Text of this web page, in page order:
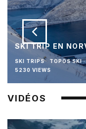
SKI TRIP EN
SKI TRIPS TOPOS SKI ·
5230 VIEWS
VIDÉOS